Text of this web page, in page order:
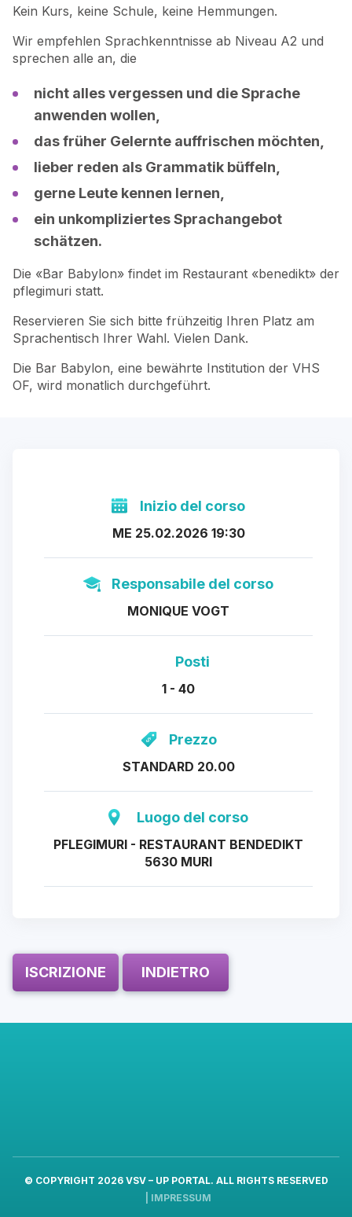
Kein Kurs, keine Schule, keine Hemmungen.
Wir empfehlen Sprachkenntnisse ab Niveau A2 und
sprechen alle an, die
nicht alles vergessen und die Sprache
anwenden wollen,
das früher Gelernte auffrischen möchten,
lieber reden als Grammatik büffeln,
gerne Leute kennen lernen,
ein unkompliziertes Sprachangebot
schätzen.
Die «Bar Babylon» findet im Restaurant «benedikt» der
pflegimuri statt.
Reservieren Sie sich bitte frühzeitig Ihren Platz am
Sprachentisch Ihrer Wahl. Vielen Dank.
Die Bar Babylon, eine bewährte Institution der VHS
OF, wird monatlich durchgeführt.
Inizio del corso
ME 25.02.2026 19:30
Responsabile del corso
MONIQUE VOGT
Posti
1 - 40
Prezzo
STANDARD 20.00
Luogo del corso
PFLEGIMURI - RESTAURANT BENDEDIKT
5630 MURI
ISCRIZIONE INDIETRO
© COPYRIGHT 2026 VSV – UP PORTAL. ALL RIGHTS RESERVED
IMPRESSUM